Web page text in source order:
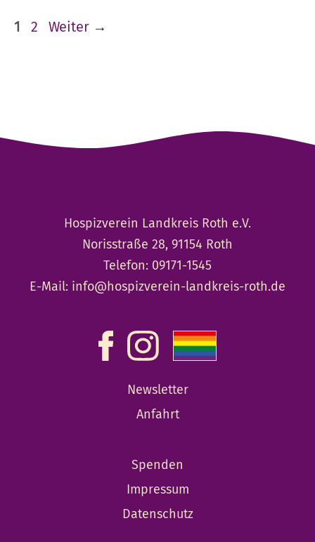
Seite
1 Seite
2 Weiter →
Hospizverein Landkreis Roth e.V.
Norisstraße 28, 91154 Roth
Telefon: 09171-1545
E-Mail: info@hospizverein-landkreis-roth.de
Newsletter
Anfahrt
Spenden
Impressum
Datenschutz